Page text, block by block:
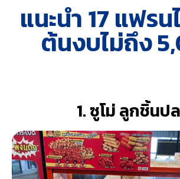
แนะนำ 17 แฟรน
ต้นงบไม่ถึง
1. ซูโม่ ลูกชิ้นป